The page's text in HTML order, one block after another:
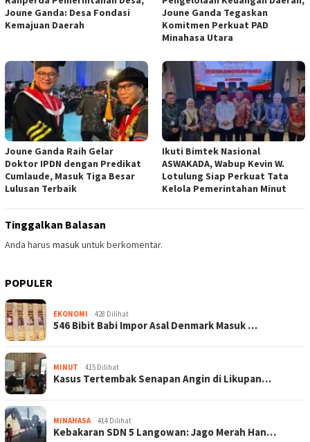
Joune Ganda: Desa Fondasi
Kemajuan Daerah
Joune Ganda Tegaskan
Komitmen Perkuat PAD
Minahasa Utara
Joune Ganda Raih Gelar
Doktor IPDN dengan Predikat
Cumlaude, Masuk Tiga Besar
Lulusan Terbaik
Ikuti Bimtek Nasional
ASWAKADA, Wabup Kevin W.
Lotulung Siap Perkuat Tata
Kelola Pemerintahan Minut
Tinggalkan Balasan
Anda harus masukuntuk berkomentar.
POPULER
EKONOMI 428 Dilihat
546 Bibit Babi Impor Asal Denmark Masuk …
MINUT 415 Dilihat
Kasus Tertembak Senapan Angin di Likupan…
MINAHASA 414 Dilihat
Kebakaran SDN 5 Langowan: Jago Merah Han…